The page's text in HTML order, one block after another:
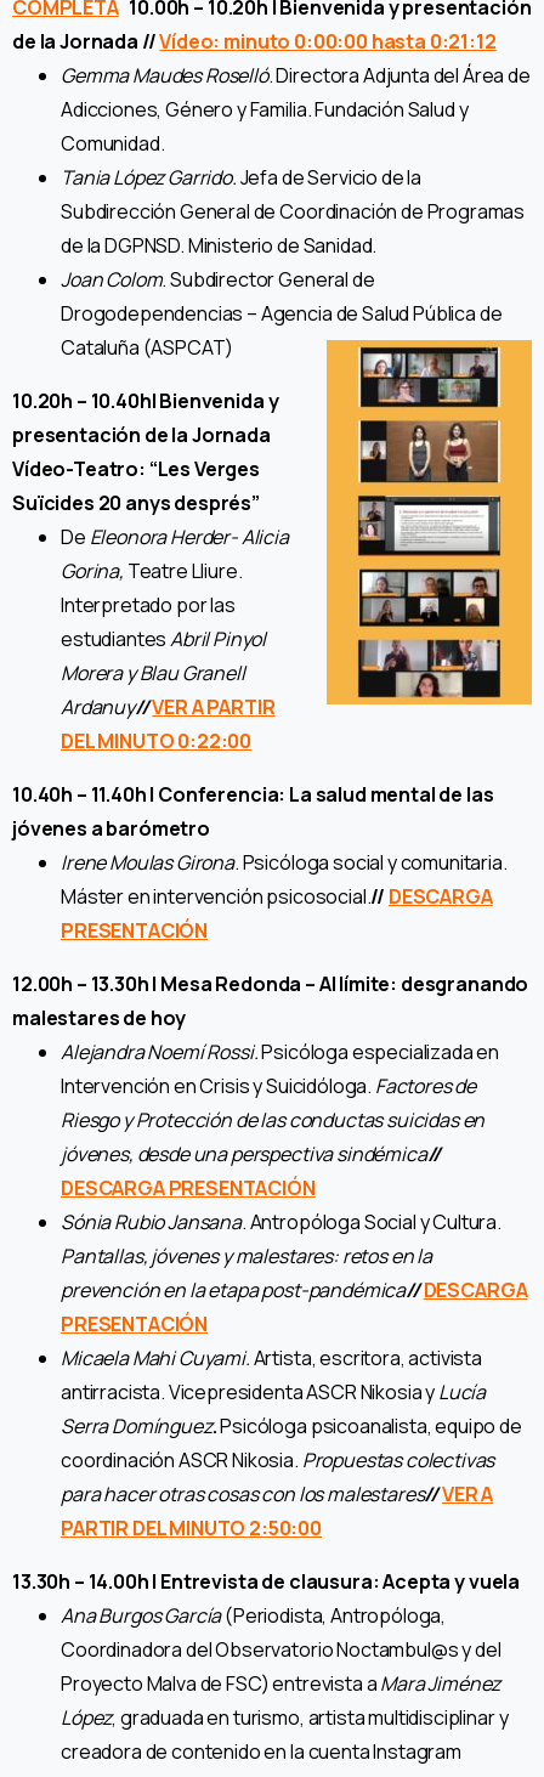
COMPLETA 10.00h – 10.20h | Bienvenida y presentación
de la Jornada //Vídeo: minuto 0:00:00 hasta 0:21:12
Gemma Maudes Roselló. Directora Adjunta del Área de
Adicciones, Género y Familia. Fundación Salud y
Comunidad.
Tania López Garrido.Jefa de Servicio de la
Subdirección General de Coordinación de Programas
de la DGPNSD. Ministerio de Sanidad.
Joan Colom. Subdirector General de
Drogodependencias – Agencia de Salud Pública de
Cataluña (ASPCAT)
10.20h – 10.40h| Bienvenida y
presentación de la Jornada
Vídeo-Teatro: “Les Verges
Suïcides 20 anys després”
De Eleonora Herder- Alicia
Gorina, Teatre Lliure.
Interpretado por las
estudiantesAbril Pinyol
Morera y Blau Granell
Ardanuy//VER A PARTIR
DEL MINUTO 0:22:00
10.40h – 11.40h | Conferencia: La salud mental de las
jóvenes a barómetro
Irene Moulas Girona. Psicóloga social y comunitaria.
Máster en intervención psicosocial.// DESCARGA
PRESENTACIÓN
12.00h – 13.30h | Mesa Redonda – Al límite: desgranando
malestares de hoy
Alejandra Noemí Rossi.Psicóloga especializada en
Intervención en Crisis y Suicidóloga. Factores de
Riesgo y Protección de las conductas suicidas en
jóvenes, desde una perspectiva sindémica//
DESCARGA PRESENTACIÓN
Sónia Rubio Jansana. Antropóloga Social y Cultura.
Pantallas, jóvenes y malestares: retos en la
prevención en la etapa post-pandémica//DESCARGA
PRESENTACIÓN
Micaela Mahi Cuyami.Artista, escritora, activista
antirracista. Vicepresidenta ASCR Nikosia yLucía
Serra Domínguez.Psicóloga psicoanalista, equipo de
coordinación ASCR Nikosia. Propuestas colectivas
para hacer otras cosas con los malestares//VER A
PARTIR DEL MINUTO 2:50:00
13.30h – 14.00h | Entrevista de clausura: Acepta y vuela
Ana Burgos García(Periodista, Antropóloga,
Coordinadora del Observatorio Noctambul@s y del
Proyecto Malva de FSC) entrevista aMara Jiménez
López, graduada en turismo, artista multidisciplinar y
creadora de contenido en la cuenta Instagram